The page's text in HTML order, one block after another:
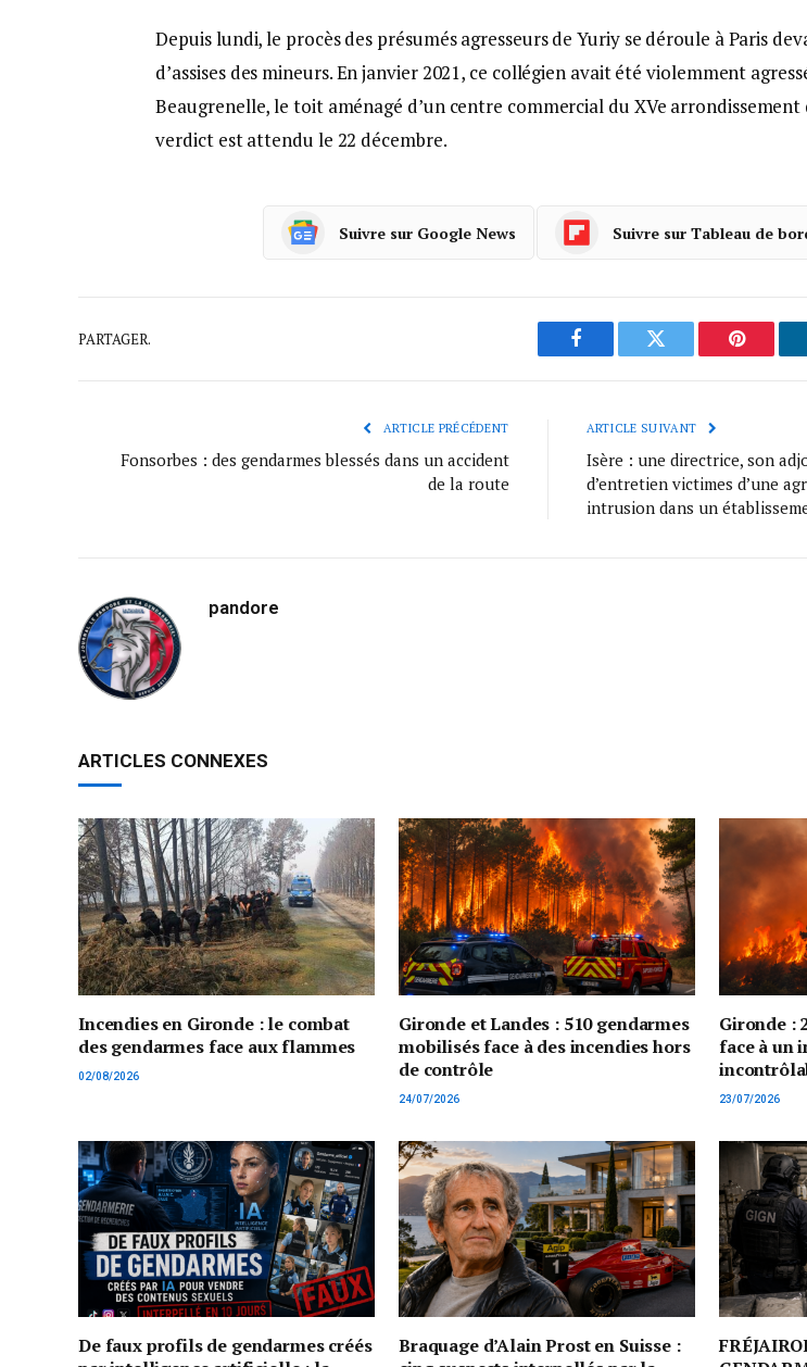
Depuis lundi, le procès des présumés agresseurs de Yuriy se déroule à Paris
d’assises des mineurs. En janvier 2021, ce collégien avait été violemment
Beaugrenelle, le toit aménagé d’un centre commercial du XVe arrondissement
verdict est attendu le 22 décembre.
Suivre sur Google News Suivre sur Tableau de
PARTAGER.
Facebook Twitter Pinterest
ARTICLE PRÉCÉDENT
Fonsorbes : des gendarmes blessés dans un accident
de la route
ARTICLE SUIVANT
Isère : une directrice, son
d’entretien victimes d’une
intrusion dans un
pandore
ARTICLES CONNEXES
Incendies en Gironde : le combat
des gendarmes face aux flammes
02/08/2026
Gironde et Landes : 510 gendarmes
mobilisés face à des incendies hors
de contrôle
24/07/2026
Gironde :
face à un
23/07/2026
De faux profils de gendarmes créés
Braquage d’Alain Prost en Suisse :